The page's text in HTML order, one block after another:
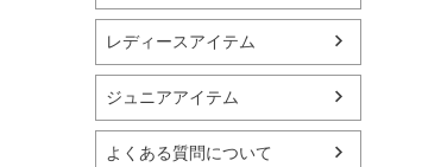
バスケットボール
シューズ
ランニング用品
スポーツアパレル
テニス
レディースアイテム
ジュニアアイテム
よくある質問について